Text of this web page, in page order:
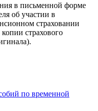
в письменной форме
об участии в
страховании
страхового
по временной